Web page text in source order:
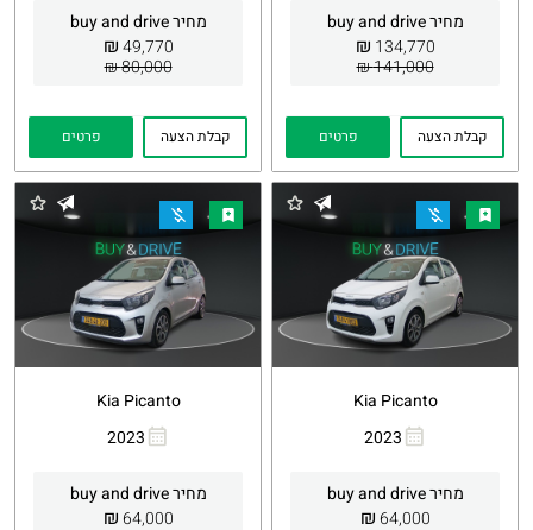
מחיר buy and drive
134,770
₪
141,000 ₪
קבלת הצעה פרטים
מחיר buy and drive
49,770
₪
80,000 ₪
קבלת הצעה פרטים
Kia Picanto
2023
מחיר buy and drive
64,000
₪
Whatsapp
Kia Picanto
2023
מחיר buy and drive
64,000
₪
Whatsapp